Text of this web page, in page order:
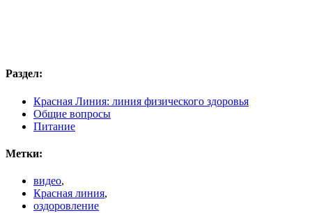
Раздел:
Красная Линия: линия физического здоровья
Общие вопросы
Питание
Метки:
видео,
Красная линия,
оздоровление